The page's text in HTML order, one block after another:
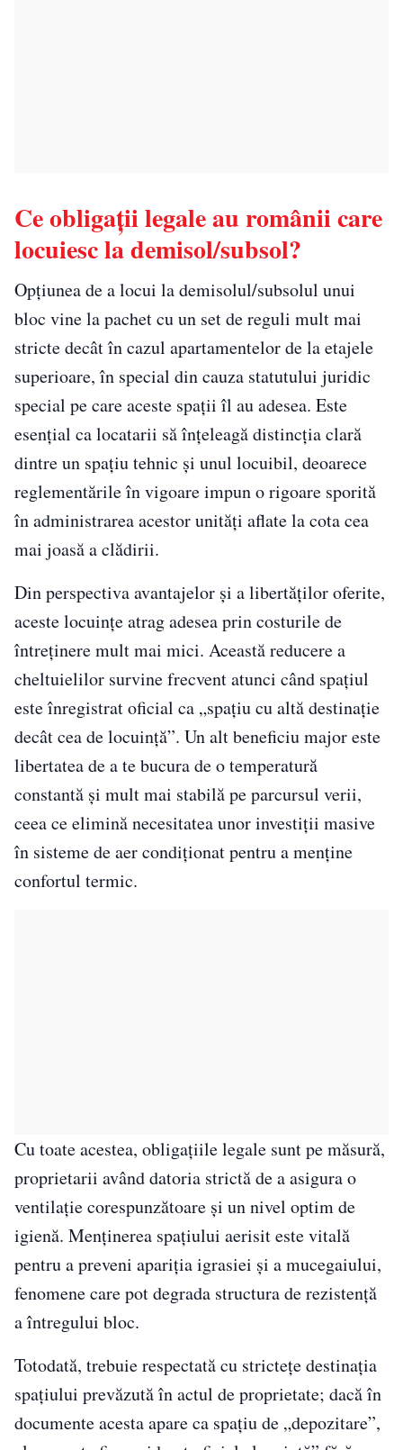
Ce obligații legale au românii care
locuiesc la demisol/subsol?
Opțiunea de a locui la demisolul/subsolul unui
bloc vine la pachet cu un set de reguli mult mai
stricte decât în cazul apartamentelor de la etajele
superioare, în special din cauza statutului juridic
special pe care aceste spații îl au adesea. Este
esențial ca locatarii să înțeleagă distincția clară
dintre un spațiu tehnic și unul locuibil, deoarece
reglementările în vigoare impun o rigoare sporită
în administrarea acestor unități aflate la cota cea
mai joasă a clădirii.
Din perspectiva avantajelor și a libertăților oferite,
aceste locuințe atrag adesea prin costurile de
întreținere mult mai mici. Această reducere a
cheltuielilor survine frecvent atunci când spațiul
este înregistrat oficial ca „spațiu cu altă destinație
decât cea de locuință”. Un alt beneficiu major este
libertatea de a te bucura de o temperatură
constantă și mult mai stabilă pe parcursul verii,
ceea ce elimină necesitatea unor investiții masive
în sisteme de aer condiționat pentru a menține
confortul termic.
Cu toate acestea, obligațiile legale sunt pe măsură,
proprietarii având datoria strictă de a asigura o
ventilație corespunzătoare și un nivel optim de
igienă. Menținerea spațiului aerisit este vitală
pentru a preveni apariția igrasiei și a mucegaiului,
fenomene care pot degrada structura de rezistență
a întregului bloc.
Totodată, trebuie respectată cu strictețe destinația
spațiului prevăzută în actul de proprietate; dacă în
documente acesta apare ca spațiu de „depozitare”,